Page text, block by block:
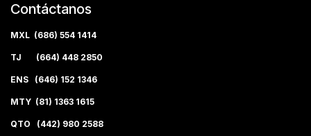
Contáctanos
MXL (686) 554 1414
TJ (664) 448 2850
ENS (646) 152 1346
MTY (81) 1363 1615
QTO (442) 980 2588